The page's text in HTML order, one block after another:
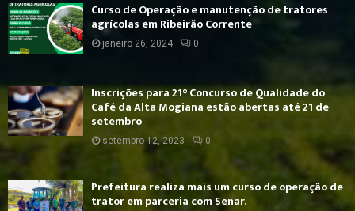
Curso de Operação e manutenção de tratores
agrícolas em Ribeirão Corrente
janeiro 26, 2024 0
Inscrições para 21° Concurso de Qualidade do
Café da Alta Mogiana estão abertas até 21 de
setembro
setembro 12, 2023 0
Prefeitura realiza mais um curso de operação de
trator em parceria com Senar.